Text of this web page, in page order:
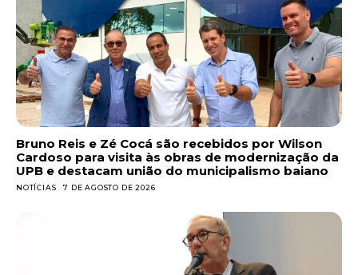
Bruno Reis e Zé Cocá são recebidos por Wilson
Cardoso para visita às obras de modernização da
UPB e destacam união do municipalismo baiano
NOTÍCIAS 7 DE AGOSTO DE 2026